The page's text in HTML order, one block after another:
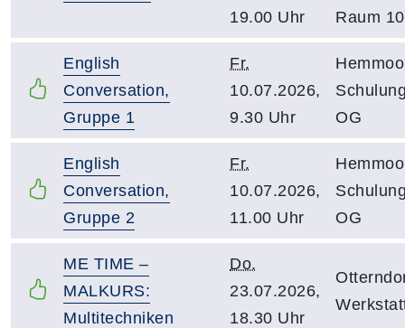
19.00 Uhr
Raum
English
Conversation,
Gruppe 1
Fr.
10.07.2026,
9.30 Uhr
OG
English
Conversation,
Gruppe 2
Fr.
10.07.2026,
11.00 Uhr
OG
ME TIME –
MALKURS:
Multitechniken
Do.
23.07.2026,
18.30 Uhr